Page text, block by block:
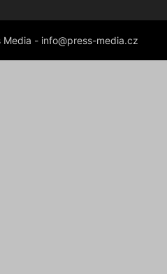
- info@press-media.cz